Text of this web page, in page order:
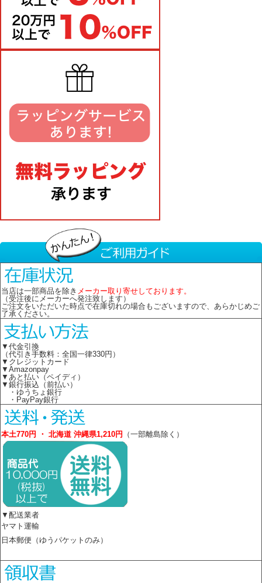
当店は一部商品を除き メーカー取り寄せしております。
（受注後にメーカーへ発注致します）
ご注文をいただいた時点で在庫切れの場合もございますので、あらかじめご
了承ください。
▼代金引換
（代引き手数料：全国一律330円）
▼クレジットカード
▼Amazonpay
▼あと払い（ペイディ）
▼銀行振込（前払い）
・ゆうちょ銀行
・PayPay銀行
本土770円 ・ 北海道 沖縄県1,210円 （一部離島除く）
▼配送業者
ヤマト運輸
日本郵便（ゆうパケットのみ）